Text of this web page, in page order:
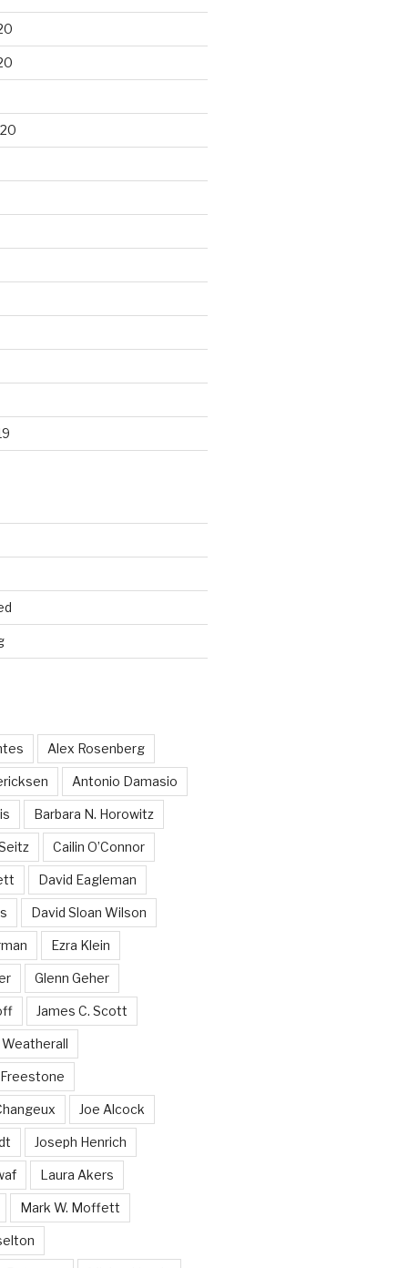
Alex Rosenberg
Antonio Damasio
Barbara N. Horowitz
Cailin O’Connor
David Eagleman
David Sloan Wilson
Ezra Klein
Glenn Geher
James C. Scott
Weatherall
Joe Alcock
Joseph Henrich
Laura Akers
Mark W. Moffett